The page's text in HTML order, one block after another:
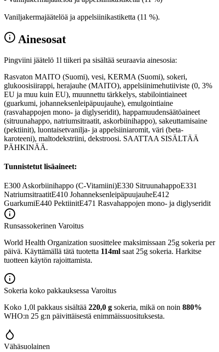
Vaniljakermajäätelöä ja appelsiinikastiketta (11 %).
Ainesosat
Pingviini jäätelö 1l tiikeri pa sisältää seuraavia ainesosia:
Rasvaton MAITO (Suomi), vesi, KERMA (Suomi), sokeri,
glukoosisiirappi, herajauhe (MAITO), appelsiinimehutiiviste (0, 3%
EU ja muu kuin EU), muunnettu tärkkelys, stabilointiaineet
(guarkumi, johanneksenleipäpuujauhe), emulgointiaine
(rasvahappojen mono- ja diglyseridit), happamuudensäätöaineet
(sitruunahappo, natriumsitraatit, askorbiinihappo), sakeuttamisaine
(pektiinit), luontaisetvanilja- ja appelsiiniaromit, väri (beta-
karoteeni), maltodekstriini, dekstroosi. SAATTAA SISÄLTÄÄ
PÄHKINÄÄ.
Tunnistetut lisäaineet:
E300 Askorbiinihappo (C-Vitamiini)E330 SitruunahappoE331
NatriumsitraatitE410 JohanneksenleipäpuujauheE412
GuarkumiE440 PektiinitE471 Rasvahappojen mono- ja diglyseridit
Runsassokerinen Varoitus
World Health Organization suosittelee maksimissaan 25g sokeria per
päivä. Käyttämällä tätä tuotetta 114ml saat 25g sokeria. Harkitse
tuotteen käytön rajoittamista.
Sokeria koko pakkauksessa Varoitus
Koko 1,0l pakkaus sisältää 220,0 g sokeria, mikä on noin 880%
WHO:n 25 g:n päivittäisestä enimmäissuosituksesta.
Vähäsuolainen